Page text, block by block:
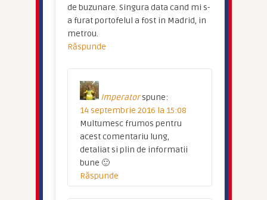
de buzunare. Singura data cand mi s-
a furat portofelul a fost in Madrid, in
metrou.
Răspunde
Imperator spune:
14 septembrie 2016 la 15:08
Multumesc frumos pentru
acest comentariu lung,
detaliat si plin de informatii
bune 🙂
Răspunde